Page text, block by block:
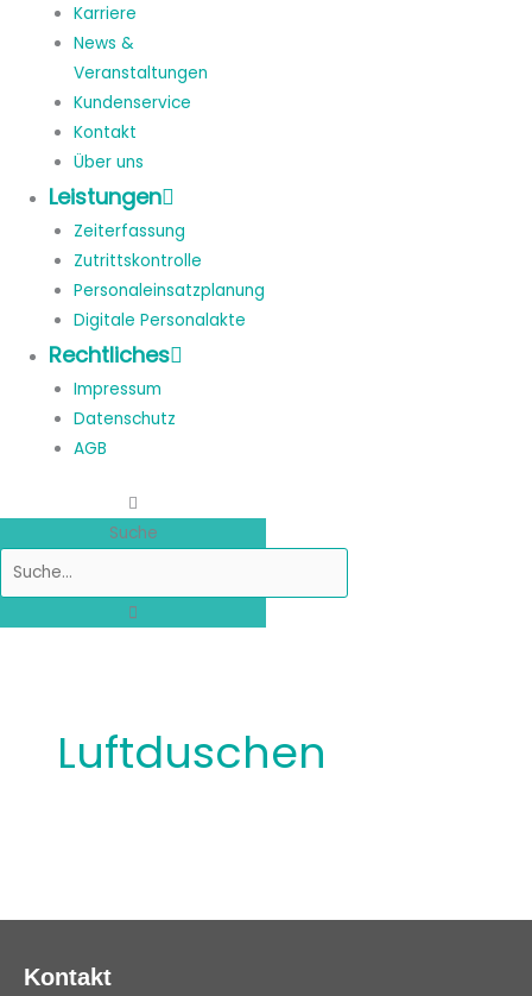
Karriere
News &
Veranstaltungen
Kundenservice
Kontakt
Über uns
Leistungen
Zeiterfassung
Zutrittskontrolle
Personaleinsatzplanung
Digitale Personalakte
Rechtliches
Impressum
Datenschutz
AGB
Suche
Luftduschen
Kontakt